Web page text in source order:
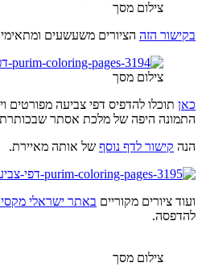
צילום מסך
בקישור הזה הציורים משעשעים
צילום מסך
כאן תוכלו להדפיס דפי צביעה מפורטים
התמונה היפה של מלכת אסתר
הנה קישור לדף נוסף של אותה מאיירת.
ועוד ציורים מקוריים באתר ישראלי
להדפסה.
צילום מסך